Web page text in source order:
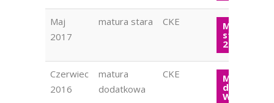
Maj
2017
matura stara CKE Matura
stara WOS
2017
Czerwiec
2016
matura
dodatkowa
CKE Matura
WOS 2016